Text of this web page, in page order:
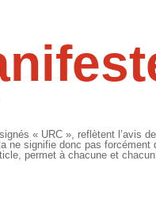
« URC », reflètent l’avis
ne signifie donc pas
permet à chacune et